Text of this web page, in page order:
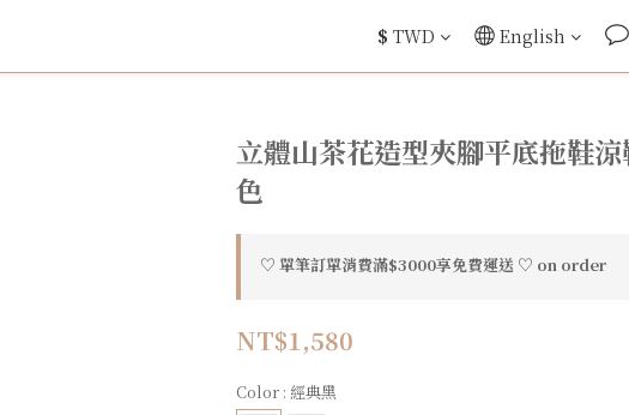
$ TWD English
立體山茶花造型夾腳平底拖鞋
色
♡ 單筆訂單消費滿$3000享免費運送 ♡ on order
NT$1,580
Color : 經典黑